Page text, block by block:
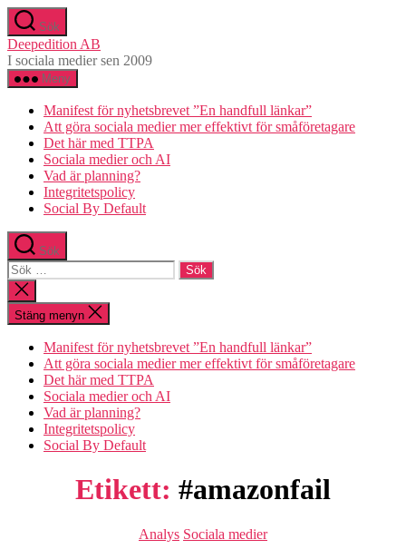
Hoppa
till
innehåll
Sök
Deepedition AB
I sociala medier sen 2009
Meny
Manifest för nyhetsbrevet ”En handfull länkar”
Att göra sociala medier mer effektivt för småföretagare
Det här med TTPA
Sociala medier och AI
Vad är planning?
Integritetspolicy
Social By Default
Sök
Sök
efter:
Stäng
sökningen
Stäng menyn
Manifest för nyhetsbrevet ”En handfull länkar”
Att göra sociala medier mer effektivt för småföretagare
Det här med TTPA
Sociala medier och AI
Vad är planning?
Integritetspolicy
Social By Default
Etikett: #amazonfail
Kategorier
Analys Sociala medier